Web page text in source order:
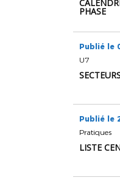
PHASE
Publié le
U7
Publié le
Pratiques
LISTE